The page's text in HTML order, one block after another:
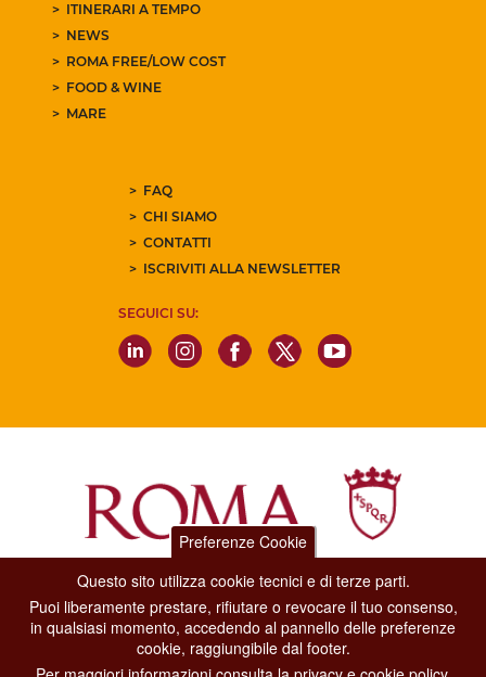
ITINERARI A TEMPO
NEWS
ROMA FREE/LOW COST
FOOD & WINE
MARE
FAQ
CHI SIAMO
CONTATTI
ISCRIVITI ALLA NEWSLETTER
SEGUICI SU:
Dipartimento Grandi Eventi, Sport, Turismo e Moda.
Via di San Basilio, 51
00187 Roma
Preferenze Cookie
Questo sito utilizza cookie tecnici e di terze parti.
Puoi liberamente prestare, rifiutare o revocare il tuo consenso,
in qualsiasi momento, accedendo al pannello delle preferenze
cookie, raggiungibile dal footer.